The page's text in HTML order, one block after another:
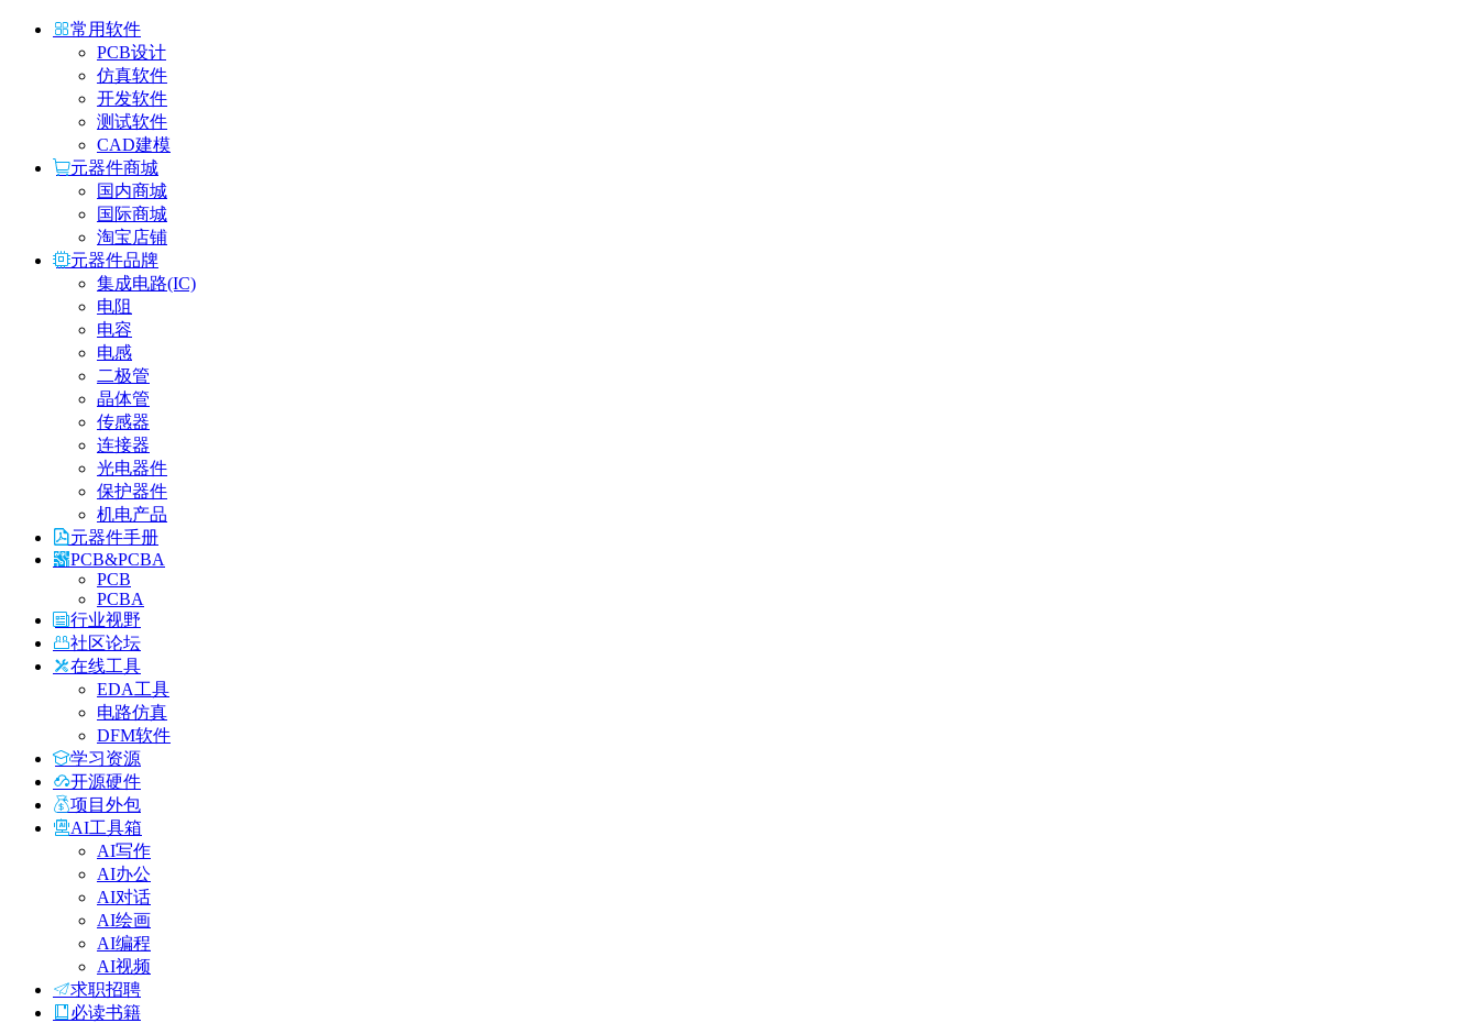
常用软件
PCB设计
仿真软件
开发软件
测试软件
CAD建模
元器件商城
国内商城
国际商城
淘宝店铺
元器件品牌
集成电路(IC)
电阻
电容
电感
二极管
晶体管
传感器
连接器
光电器件
保护器件
机电产品
元器件手册
PCB&PCBA
PCB
PCBA
行业视野
社区论坛
在线工具
EDA工具
电路仿真
DFM软件
学习资源
开源硬件
项目外包
AI工具箱
AI写作
AI办公
AI对话
AI绘画
AI编程
AI视频
求职招聘
必读书籍